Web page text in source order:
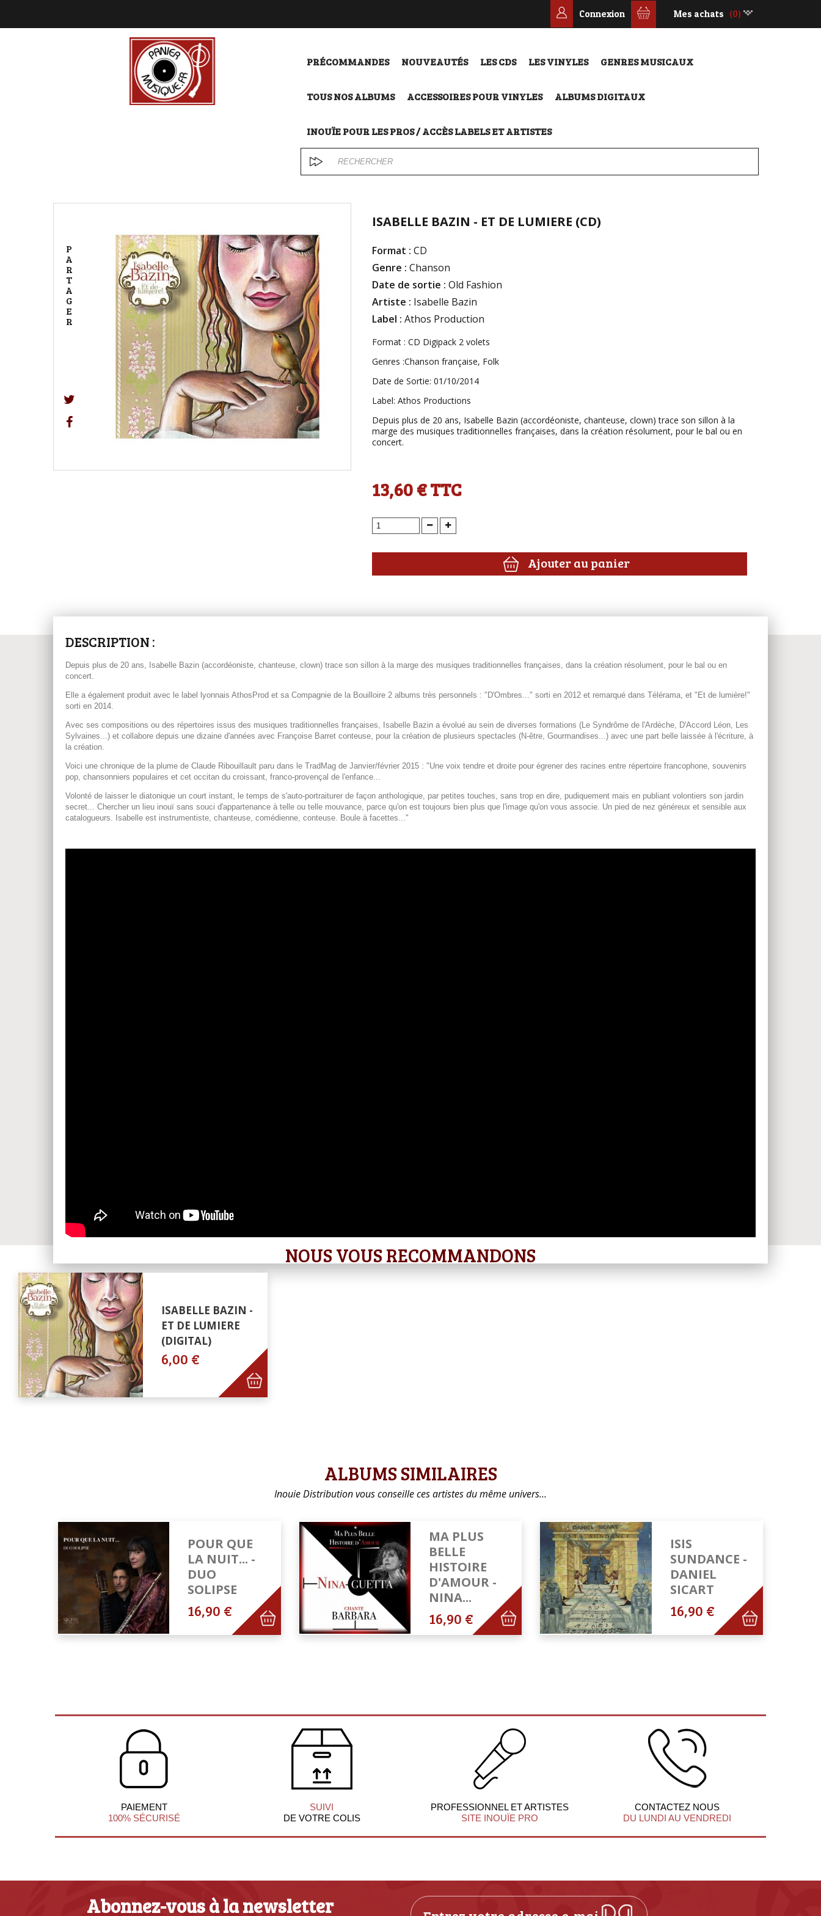
Mes achats (0)
Connexion
PRÉCOMMANDES NOUVEAUTÉS LES CDS LES VINYLES GENRES MUSICAUX
TOUS NOS ALBUMS ACCESSOIRES POUR VINYLES ALBUMS DIGITAUX
INOUÏE POUR LES PROS / ACCÈS LABELS ET ARTISTES
P
A
R
T
A
G
E
R
ISABELLE BAZIN - ET DE LUMIERE (CD)
Format : CD
Genre : Chanson
Date de sortie : Old Fashion
Artiste : Isabelle Bazin
Label : Athos Production
Format : CD Digipack 2 volets
Genres :Chanson française, Folk
Date de Sortie: 01/10/2014
Label: Athos Productions
Depuis plus de 20 ans, Isabelle Bazin (accordéoniste, chanteuse, clown) trace son sillon à la
marge des musiques traditionnelles françaises, dans la création résolument, pour le bal ou en
concert.
13,60 €TTC
Ajouter au panier
DESCRIPTION :
Depuis plus de 20 ans, Isabelle Bazin (accordéoniste, chanteuse, clown) trace son sillon à la marge des musiques traditionnelles françaises, dans la création résolument, pour le bal ou en
concert.
Elle a également produit avec le label lyonnais AthosProd et sa Compagnie de la Bouilloire 2 albums très personnels : "D'Ombres..." sorti en 2012 et remarqué dans Télérama, et "Et de lumière!"
sorti en 2014.
Avec ses compositions ou des répertoires issus des musiques traditionnelles françaises, Isabelle Bazin a évolué au sein de diverses formations (Le Syndrôme de l'Ardèche, D'Accord Léon, Les
Sylvaines...) et collabore depuis une dizaine d'années avec Françoise Barret conteuse, pour la création de plusieurs spectacles (N-être, Gourmandises...) avec une part belle laissée à l'écriture, à
la création.
Voici une chronique de la plume de Claude Ribouillault paru dans le TradMag de Janvier/février 2015 : "Une voix tendre et droite pour égrener des racines entre répertoire francophone, souvenirs
pop, chansonniers populaires et cet occitan du croissant, franco-provençal de l'enfance...
Volonté de laisser le diatonique un court instant, le temps de s'auto-portraiturer de façon anthologique, par petites touches, sans trop en dire, pudiquement mais en publiant volontiers son jardin
secret... Chercher un lieu inouï sans souci d'appartenance à telle ou telle mouvance, parce qu'on est toujours bien plus que l'image qu'on vous associe. Un pied de nez généreux et sensible aux
catalogueurs. Isabelle est instrumentiste, chanteuse, comédienne, conteuse. Boule à facettes..."
NOUS VOUS RECOMMANDONS
ISABELLE BAZIN -
ET DE LUMIERE
(DIGITAL)
6,00 €
ALBUMS SIMILAIRES
Inouie Distribution vous conseille ces artistes du même univers…
POUR QUE
LA NUIT... -
DUO
SOLIPSE
16,90 €
MA PLUS
BELLE
HISTOIRE
D'AMOUR -
NINA...
16,90 €
ISIS
SUNDANCE -
DANIEL
SICART
16,90 €
PAIEMENT
100% SÉCURISÉ
SUIVI
DE VOTRE COLIS
PROFESSIONNEL ET ARTISTES
SITE INOUÏE PRO
CONTACTEZ NOUS
DU LUNDI AU VENDREDI
Abonnez-vous à la newsletter